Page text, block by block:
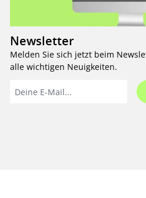
Newsletter
Melden Sie sich jetzt beim
alle wichtigen Neuigkeiten.